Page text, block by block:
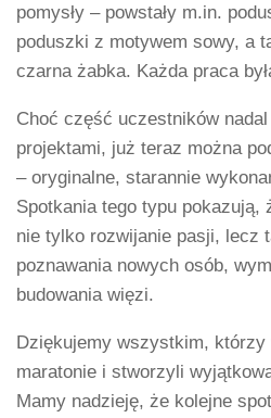
pomysły – powstały m.in.
poduszki z motywem sowy, a
czarna żabka. Każda praca
Choć część uczestników
projektami, już teraz można
– oryginalne, starannie
Spotkania tego typu pokazują,
nie tylko rozwijanie pasji, lecz
poznawania nowych osób,
budowania więzi.
Dziękujemy wszystkim, którzy
maratonie i stworzyli
Mamy nadzieję, że kolejne